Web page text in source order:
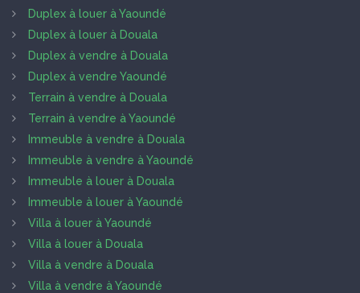
Duplex à louer à Yaoundé
Duplex à louer à Douala
Duplex à vendre à Douala
Duplex à vendre Yaoundé
Terrain à vendre à Douala
Terrain à vendre à Yaoundé
Immeuble à vendre à Douala
Immeuble à vendre à Yaoundé
Immeuble à louer à Douala
Immeuble à louer à Yaoundé
Villa à louer à Yaoundé
Villa à louer à Douala
Villa à vendre à Douala
Villa à vendre à Yaoundé